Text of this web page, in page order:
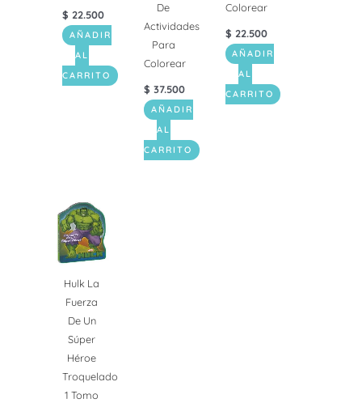
$ 22.500
AÑADIR
AL
CARRITO
De
Actividades
Para
Colorear
$ 37.500
AÑADIR
AL
CARRITO
Colorear
$ 22.500
AÑADIR
AL
CARRITO
Hulk La
Fuerza
De Un
Súper
Héroe
Troquelado
1 Tomo